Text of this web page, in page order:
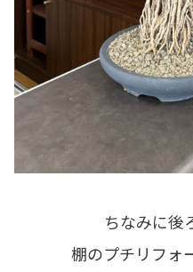
ちなみに後
棚のプチリフォ